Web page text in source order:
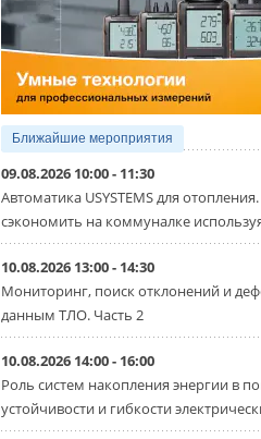
5 АВГУСТА 2026
21-й ежегодный
«ЦОД-2026»
Мероприятие
отеле Radisson
посетит более двух
5 АВГУСТА 2026
Китайская
линейку
«воздух-вода»
Серия ThermaX R290
включает три модели ...
Тепловые насосы
солнечной
накопителем
потребление на
Исследователи из
4 АВГУСТА 2026
Ближайшие мероприятия
09.08.2026 10:00 - 11:30
Автоматика USYSTEMS для
сэкономить на коммуналке
10.08.2026 13:00 - 14:30
Мониторинг, поиск отклонений и
данным ТЛО. Часть 2
10.08.2026 14:00 - 16:00
Роль систем накопления энергии в
устойчивости и гибкости